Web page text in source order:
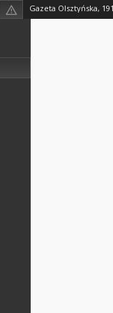
Gazeta Olsztyńska,